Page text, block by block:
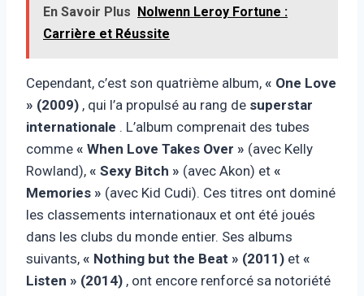
En Savoir Plus Nolwenn Leroy Fortune :
Carrière et Réussite
Cependant, c’est son quatrième album, « One Love
» (2009) , qui l’a propulsé au rang de superstar
internationale . L’album comprenait des tubes
comme « When Love Takes Over » (avec Kelly
Rowland), « Sexy Bitch » (avec Akon) et «
Memories » (avec Kid Cudi). Ces titres ont dominé
les classements internationaux et ont été joués
dans les clubs du monde entier. Ses albums
suivants, « Nothing but the Beat » (2011) et «
Listen » (2014) , ont encore renforcé sa notoriété